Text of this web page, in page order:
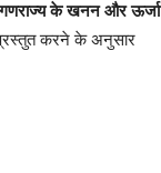
गणराज्य के खनन और ऊर्जा
प्रस्तुत करने के अनुसार